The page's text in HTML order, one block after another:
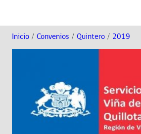
Inicio / Convenios / Quintero / 2019